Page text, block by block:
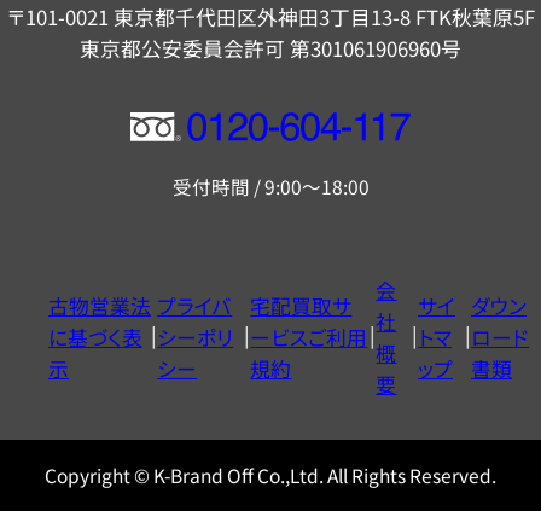
〒101-0021 東京都千代田区外神田3丁目13-8 FTK秋葉原5F
東京都公安委員会許可 第301061906960号
フ
ー
ヤ
ル
0120604117
受付時間 / 9:00～18:00
古物営業法
に基づく表
示
プライバ
シーポリ
シー
宅配買取サ
ービスご利用
規約
会
社
概
要
サイ
トマ
ップ
ダウン
ロード
書類
Copyright © K-Brand Off Co.,Ltd. All Rights Reserved.